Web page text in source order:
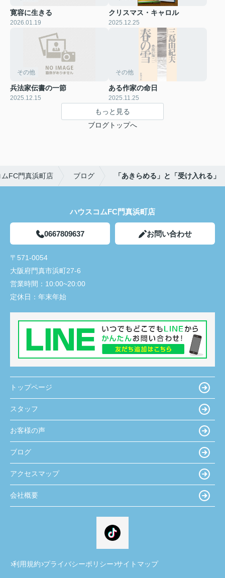
寛容に生きる
2026.01.19
クリスマス・キャロル
2025.12.25
その他
兵法家伝書の一節
2025.12.15
その他
ある作家の命日
2025.11.25
もっと見る
ブログトップへ
FC門真浜町店 ブログ 「あきらめる」と「受け入れる」
ハウスコムFC門真浜町店
0667809637 お問い合わせ
〒571-0054
大阪府門真市浜町27-6
営業時間： 10:00~20:00
定休日： 年末年始
トップページ
スタッフ
お客様の声
ブログ
アクセスマップ
会社概要
利用規約 プライバシーポリシー サイトマップ